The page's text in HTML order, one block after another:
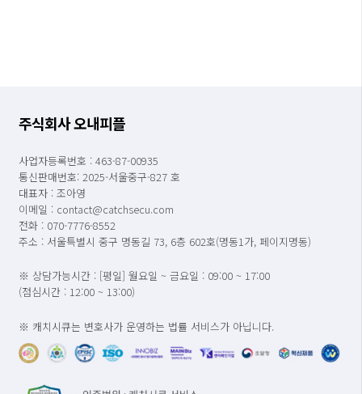
주식회사 오내피플
사업자등록번호 : 463-87-00935
통신판매번호: 2025-서울중구-827 호
대표자 : 조아영
이메일 : contact@catchsecu.com
전화 : 070-7776-8552
주소 : 서울특별시 중구 명동길 73, 6층 602호(명동1가, 페이지명동)
※ 상담가능시간 : [평일] 월요일 ~ 금요일 : 09:00 ~ 17:00
(점심시간 : 12:00 ~ 13:00)
※ 캐치시큐는 변호사가 운영하는 법률 서비스가 아닙니다.